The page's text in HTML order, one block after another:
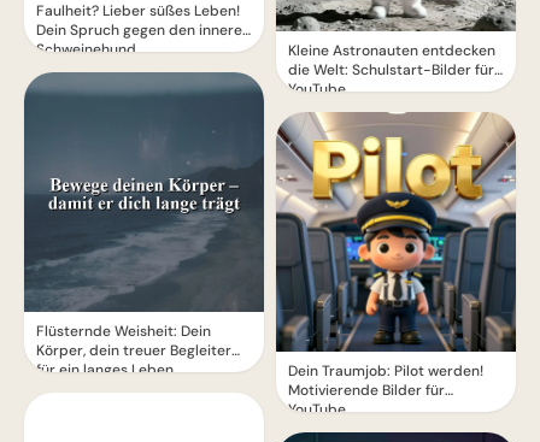
Faulheit? Lieber süßes Leben!
Dein Spruch gegen den inneren
Schweinehund
Flüsternde Weisheit: Dein
Körper, dein treuer Begleiter
für ein langes Leben
Kleine Astronauten entdecken
die Welt: Schulstart-Bilder für
YouTube
Dein Traumjob: Pilot werden!
Motivierende Bilder für
YouTube